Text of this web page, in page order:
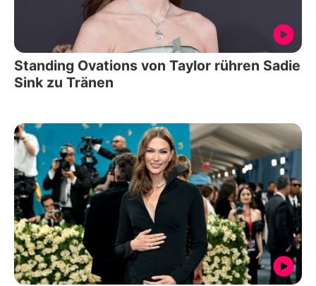
Standing Ovations von Taylor rühren Sadie
Sink zu Tränen